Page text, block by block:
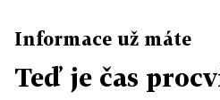
Informace už máte
Teď je čas